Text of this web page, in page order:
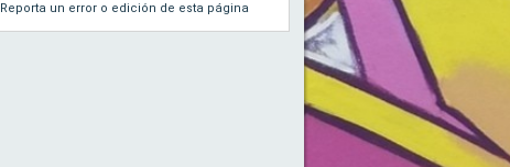
Reporta un error o edición de esta página